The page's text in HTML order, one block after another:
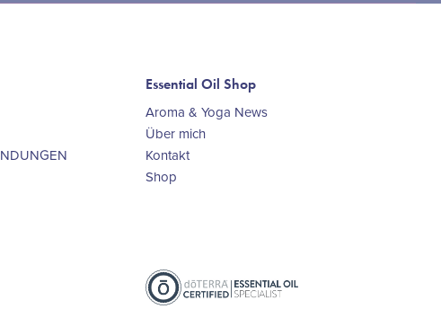
Essential Oil Shop
Aroma & Yoga News
Über mich
Kontakt
Shop